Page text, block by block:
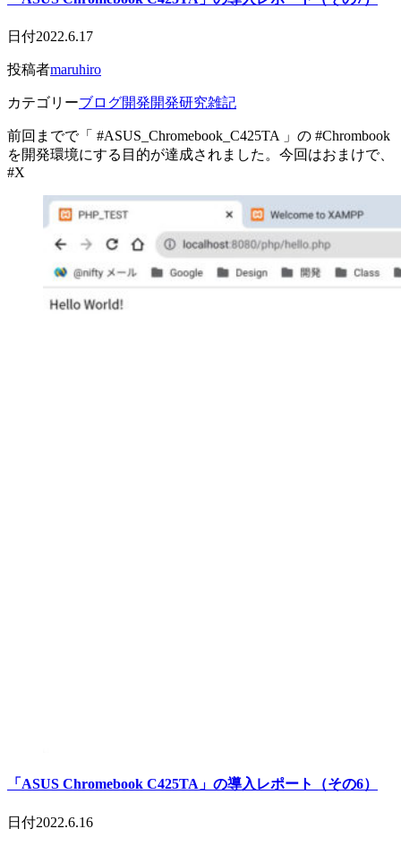
日付2022.6.17
投稿者maruhiro
カテゴリーブログ開発開発研究雑記
前回までで「 #ASUS_Chromebook_C425TA 」の #Chrombook
を開発環境にする目的が達成されました。今回はおまけで、
#X
「ASUS Chromebook C425TA」の導入レポート（その6）
日付2022.6.16